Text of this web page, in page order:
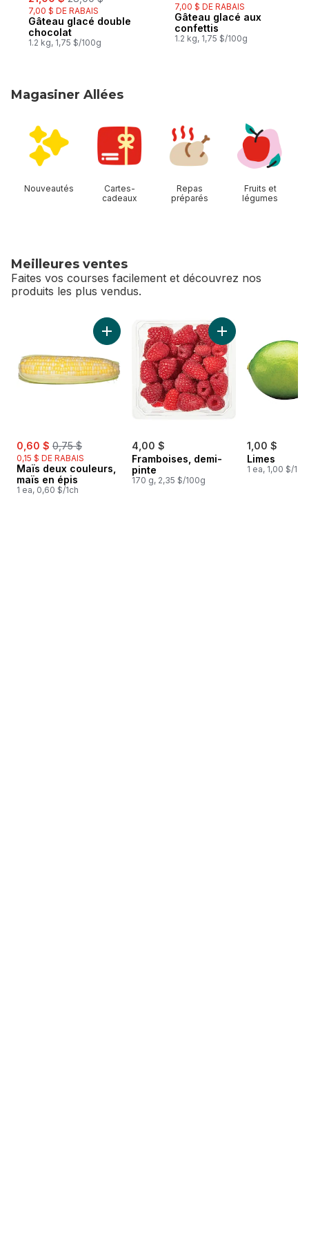
7,00 $ DE RABAIS
Préparé au Canada
Gâteau glacé double
chocolat
1.2 kg, 1,75 $/100g
7,00 $ DE RABAIS
Gâteau glacé aux
confettis
1.2 kg, 1,75 $/100g
Magasiner Allées
Nouveautés
Cartes-
cadeaux
Repas
préparés
Fruits et
légumes
Meilleures ventes
Faites vos courses facilement et découvrez nos
produits les plus vendus.
sauter Meilleures ventes
sale:
0,60 $ , formerly:
0,75 $
0,15 $ DE RABAIS
Maïs deux couleurs,
maïs en épis
1 ea, 0,60 $/1ch
Ajouter Maïs deux couleurs, maïs en épis
4,00 $
Framboises, demi-
pinte
170 g, 2,35 $/100g
Ajouter
1,00 $
Limes
1 ea, 1,00 $/1ch